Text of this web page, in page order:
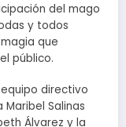
del mago
y todos
que
público.
directivo
Salinas
Álvarez y la